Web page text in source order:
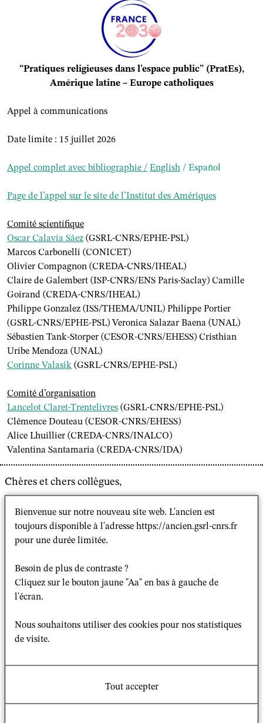
“Pratiques religieuses dans l’espace public” (PratEs),
Amérique latine – Europe catholiques
Appel à communications
Date limite : 15 juillet 2026
Appel complet avec bibliographie / English / Español
Page de l’appel sur le site de l’Institut des Amériques
Comité scientiﬁque
Oscar Calavia Sáez (GSRL-CNRS/EPHE-PSL)
Marcos Carbonelli (CONICET)
Olivier Compagnon (CREDA-CNRS/IHEAL)
Claire de Galembert (ISP-CNRS/ENS Paris-Saclay) Camille
Goirand (CREDA-CNRS/IHEAL)
Philippe Gonzalez (ISS/THEMA/UNIL) Philippe Portier
(GSRL-CNRS/EPHE-PSL) Veronica Salazar Baena (UNAL)
Sébastien Tank-Storper (CESOR-CNRS/EHESS) Cristhian
Uribe Mendoza (UNAL)
Corinne Valasik (GSRL-CNRS/EPHE-PSL)
Comité d’organisation
Lancelot Claret-Trentelivres (GSRL-CNRS/EPHE-PSL)
Clémence Douteau (CESOR-CNRS/EHESS)
Alice Lhuillier (CREDA-CNRS/INALCO)
Valentina Santamaria (CREDA-CNRS/IDA)
Chères et chers collègues,
Nous avons le plaisir de vous faire part de la
prolongation juqu'au 15 juillet 2026 de l’appel à
communication pour le colloque international «
Amérique latine et Europe » co-organisé par l’ANR
ReligiS, l’Institut des Amériques (IdA) et les
laboratoires CéSor (UMR 8216), CREDA (UMR 7227) et
et 3 mars 2027 sur le Campus Condorcet (Aubervilliers)
et en hybride.
toutes les traditions confessionnelles ou rituelles sont
Bienvenue sur notre nouveau site web. L'ancien est
toujours disponible à l'adresse https://ancien.gsrl-cnrs.fr
pour une durée limitée.
Besoin de plus de contraste ?
Cliquez sur le bouton jaune "Aa" en bas à gauche de
l'écran.
Nous souhaitons utiliser des cookies pour nos statistiques
de visite.
Tout accepter